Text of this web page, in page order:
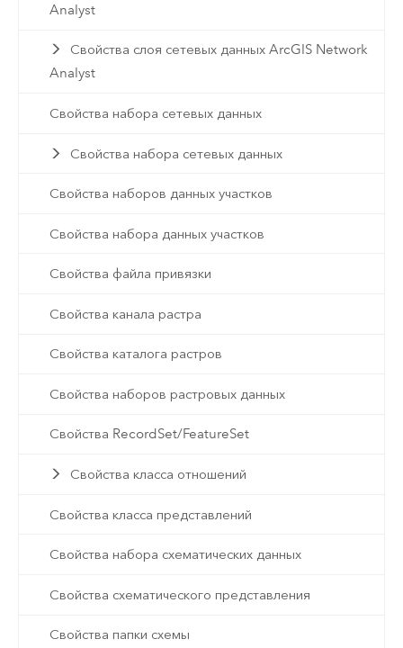
Analyst
Свойства слоя сетевых данных ArcGIS Network
Analyst
Свойства набора сетевых данных
Свойства набора сетевых данных
Свойства наборов данных участков
Свойства набора данных участков
Свойства файла привязки
Свойства канала растра
Свойства каталога растров
Свойства наборов растровых данных
Свойства RecordSet/FeatureSet
Свойства класса отношений
Свойства класса представлений
Свойства набора схематических данных
Свойства схематического представления
Свойства папки схемы